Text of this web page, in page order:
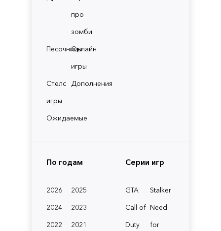
про
зомби
ПесочницыОнлайн
игры
Стелс
игры
Дополнения
Ожидаемые
По годам
2026
2025
2024
2023
2022
2021
Серии игр
GTA
Stalker
Call of
Duty
Need
for